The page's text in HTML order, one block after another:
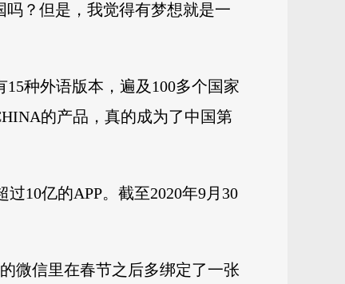
？但是，我觉得有梦想就是一
种外语版本，遍及100多个国家
的产品，真的成为了中国第
10亿的APP。截至2020年9月30
微信里在春节之后多绑定了一张